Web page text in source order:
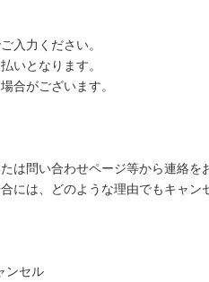
入力ください。
いとなります。
合がございます。
は問い合わせページ等から連絡を
には、どのような理由でもキャン
ンセル